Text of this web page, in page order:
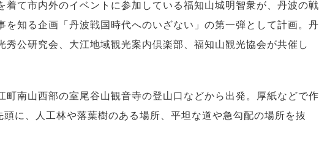
着て市内外のイベントに参加している福知山城明智衆が、丹波の戦
を知る企画「丹波戦国時代へのいざない」の第一弾として計画。丹
秀公研究会、大江地域観光案内倶楽部、福知山観光協会が共催し
町南山西部の室尾谷山観音寺の登山口などから出発。厚紙などで作
に、人工林や落葉樹のある場所、平坦な道や急勾配の場所を抜